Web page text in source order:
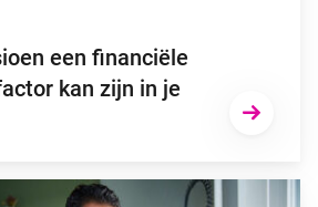
een financiële
kan zijn in je
beleggingsjaar”